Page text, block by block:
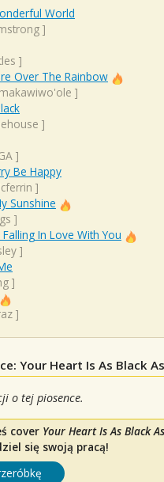
World
]
]
Over The Rainbow
]
]
]
Be Happy
]
Sunshine
]
In Love With You
]
]
]
Your Heart Is As Black
o tej piosence.
cover Your Heart Is As Black
się swoją pracą!